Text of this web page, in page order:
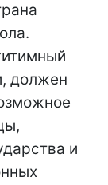
должен
и